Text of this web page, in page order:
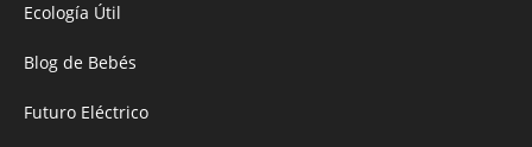
Ecología Útil
Blog de Bebés
Futuro Eléctrico